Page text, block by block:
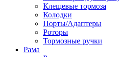
Клещевые тормоза
Колодки
Порты/Адаптеры
Роторы
Тормозные ручки
Рама